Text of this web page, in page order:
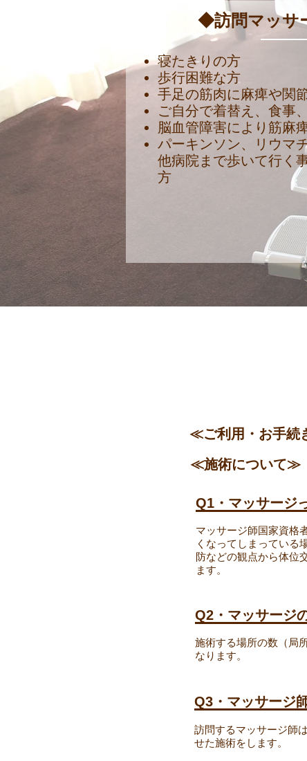
◆訪問マッサ
寝たきりの方
歩行困難な方
手足の筋肉に麻痺や関
ご自分で着替え、食事
脳血管障害により筋麻
パーキンソン、リウマ
他病院まで歩いて行く
方
≪ご利用・お手続
≪施術について≫
Q1・マッサージ
マッサージ師国家資格
くなってしまっている
防などの観点から体位
ます。
Q2・マッサージ
施術する場所の数（局
なります。
Q3・マッサージ
訪問するマッサージ師
せた施術をします。